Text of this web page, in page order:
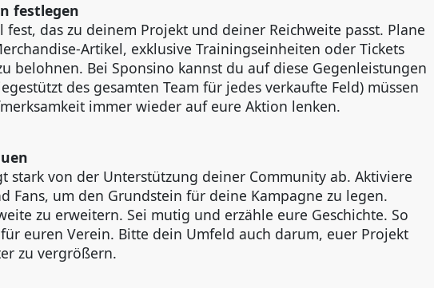
festlegen
das zu deinem Projekt und deiner Reichweite passt. Plane
Artikel, exklusive Trainingseinheiten oder Tickets
belohnen. Bei Sponsino kannst du auf diese Gegenleistungen
des gesamten Team für jedes verkaufte Feld) müssen
immer wieder auf eure Aktion lenken.
stark von der Unterstützung deiner Community ab. Aktiviere
Fans, um den Grundstein für deine Kampagne zu legen.
zu erweitern. Sei mutig und erzähle eure Geschichte. So
euren Verein. Bitte dein Umfeld auch darum, euer Projekt
zu vergrößern.